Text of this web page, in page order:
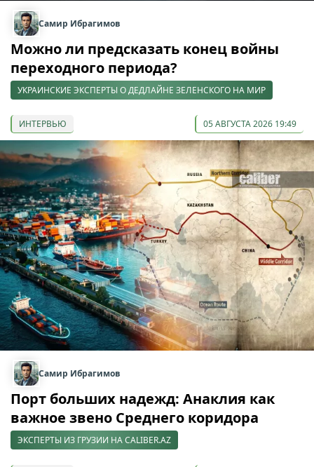
Самир Ибрагимов
Можно ли предсказать конец войны
переходного периода?
УКРАИНСКИЕ ЭКСПЕРТЫ О ДЕДЛАЙНЕ ЗЕЛЕНСКОГО НА МИР
ИНТЕРВЬЮ 05 АВГУСТА 2026 19:49
Самир Ибрагимов
Порт больших надежд: Анаклия как
важное звено Среднего коридора
ЭКСПЕРТЫ ИЗ ГРУЗИИ НА CALIBER.AZ